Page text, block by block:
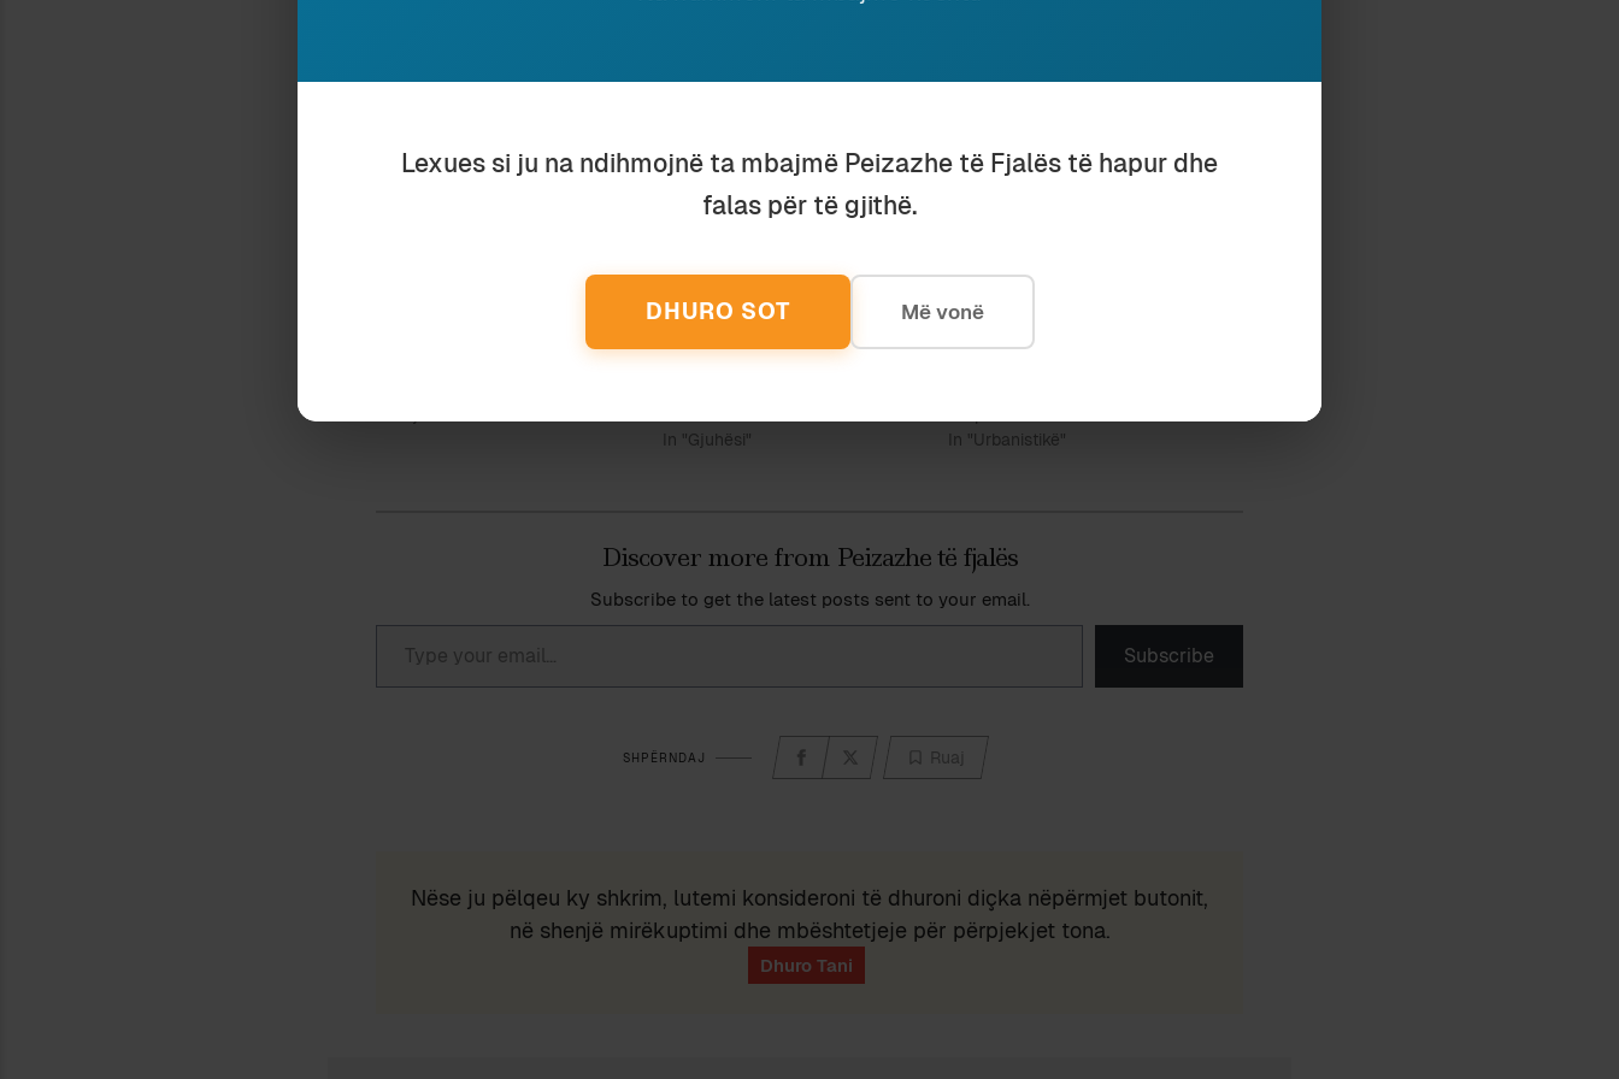
të shtresëzuar konceptet dhe mendimin, pavarësisht se në kohën tonë edhe muratori
In "Gjuhësi"
In "Urbanistikë"
Discover more from Peizazhe të fjalës
Subscribe to get the latest posts sent to your email.
Type your email…
Subscribe
SHPËRNDAJ Ruaj
Nëse ju pëlqeu ky shkrim, lutemi konsideroni të dhuroni diçka nëpërmjet butonit,
në shenjë mirëkuptimi dhe mbështetjeje për përpjekjet tona.
Lexues si ju na ndihmojnë ta mbajmë Peizazhe të Fjalës të hapur dhe
falas për të gjithë.
DHURO SOT Më vonë